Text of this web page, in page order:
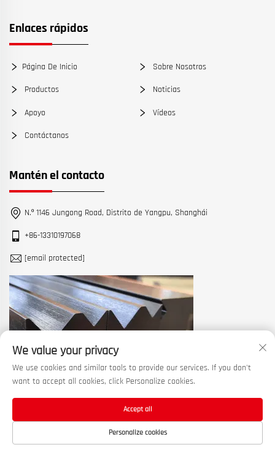
Enlaces rápidos
Página De Inicio Sobre Nosotros
Productos Noticias
Apoyo Vídeos
Contáctanos
Mantén el contacto
N.º 1146 Jungong Road, Distrito de Yangpu, Shanghái
+86-13310197068
[email protected]
Derechos de autor © 2026 China Shanghai Machine Tool Works Ltd.
Todos los derechos reservados. —Política de privacidad
We value your privacy
We use cookies and similar tools to provide our services. If you don't
want to accept all cookies, click Personalize cookies.
Personalize cookies
Accept all